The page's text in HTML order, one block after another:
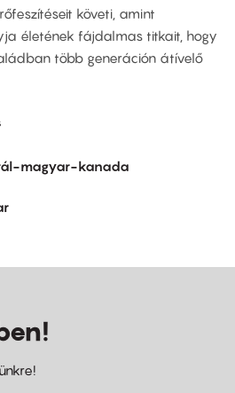
követi, amint
életének fájdalmas titkait, hogy
több generáción átívelő
magyar-kanada